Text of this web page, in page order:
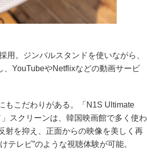
。ジンバルスタンドを使いながら、
YouTubeやNetflixなどの動画サービ
もこだわりがある。「N1S Ultimate
スクリーンは、韓国映画館で多く使わ
射を抑え、正面からの映像を美しく再
テレビ”のような視聴体験が可能。